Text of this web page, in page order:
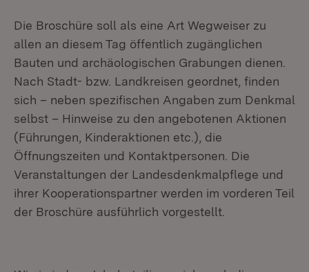
Die Broschüre soll als eine Art Wegweiser zu
allen an diesem Tag öffentlich zugänglichen
Bauten und archäologischen Grabungen dienen.
Nach Stadt- bzw. Landkreisen geordnet, finden
sich – neben spezifischen Angaben zum Denkmal
selbst – Hinweise zu den angebotenen Aktionen
(Führungen, Kinderaktionen etc.), die
Öffnungszeiten und Kontaktpersonen. Die
Veranstaltungen der Landesdenkmalpflege und
ihrer Kooperationspartner werden im vorderen Teil
der Broschüre ausführlich vorgestellt.